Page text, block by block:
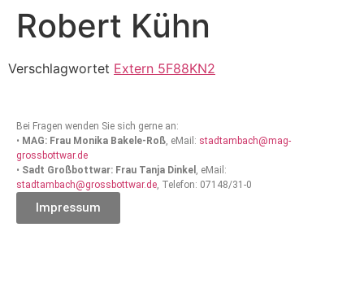
Robert Kühn
Verschlagwortet Extern 5F88KN2
Bei Fragen wenden Sie sich gerne an:
• MAG: Frau Monika Bakele-Roß, eMail: stadtambach@mag-
grossbottwar.de
• Sadt Großbottwar: Frau Tanja Dinkel , eMail:
stadtambach@grossbottwar.de, Telefon: 07148/31-0
Impressum